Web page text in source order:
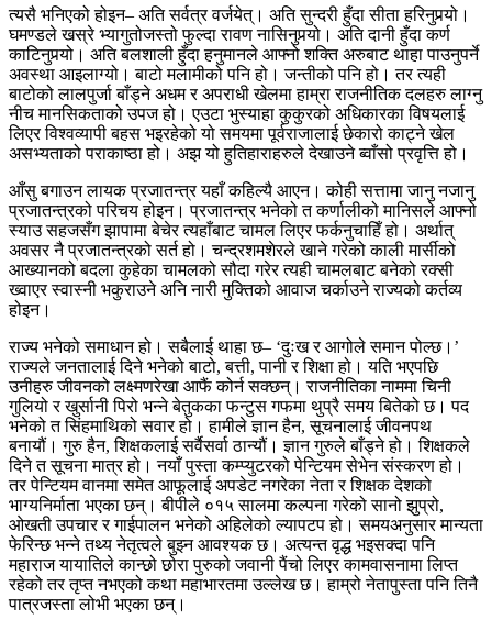
त्यसै भनिएको होइन– अति सर्वत्र वर्जयेत्। अति सुन्दरी हुँदा सीता हरिनुपर्‍यो।
घमण्डले खस्रे भ्यागुतोजस्तो फुल्दा रावण नासिनुपर्‍यो। अति दानी हुँदा कर्ण
काटिनुपर्‍यो। अति बलशाली हुँदा हनुमानले आफ्नो शक्ति अरुबाट थाहा पाउनुपर्ने
अवस्था आइलाग्यो। बाटो मलामीको पनि हो। जन्तीको पनि हो। तर त्यही
बाटोको लालपुर्जा बाँड्ने अधम र अपराधी खेलमा हाम्रा राजनीतिक दलहरु लाग्नु
नीच मानसिकताको उपज हो। एउटा भुस्याहा कुकुरको अधिकारका विषयलाई
लिएर विश्वव्यापी बहस भइरहेको यो समयमा पूर्वराजालाई छेकारो काट्ने खेल
असभ्यताको पराकाष्ठा हो। अझ यो हुतिहाराहरुले देखाउने ब्वाँसो प्रवृत्ति हो।
आँसु बगाउन लायक प्रजातन्त्र यहाँ कहिल्यै आएन। कोही सत्तामा जानु नजानु
प्रजातन्त्रको परिचय होइन। प्रजातन्त्र भनेको त कर्णालीको मानिसले आफ्नो
स्याउ सहजसँग झापामा बेचेर त्यहाँबाट चामल लिएर फर्कनुचाहिँ हो। अर्थात्
अवसर नै प्रजातन्त्रको सर्त हो। चन्द्रशमशेरले खाने गरेको काली मार्सीको
आख्यानको बदला कुहेका चामलको सौदा गरेर त्यही चामलबाट बनेको रक्सी
ख्वाएर स्वास्नी भकुराउने अनि नारी मुक्तिको आवाज चर्काउने राज्यको कर्तव्य
होइन।
राज्य भनेको समाधान हो। सबैलाई थाहा छ– ‘दुःख र आगोले समान पोल्छ।’
राज्यले जनतालाई दिने भनेको बाटो, बत्ती, पानी र शिक्षा हो। यति भएपछि
उनीहरु जीवनको लक्ष्मणरेखा आफैं कोर्न सक्छन्। राजनीतिका नाममा चिनी
गुलियो र खुर्सानी पिरो भन्ने बेतुकका फन्टुस गफमा थुप्रै समय बितेको छ। पद
भनेको त सिंहमाथिको सवार हो। हामीले ज्ञान हैन, सूचनालाई जीवनपथ
बनायौं। गुरु हैन, शिक्षकलाई सर्वैसर्वा ठान्यौं। ज्ञान गुरुले बाँड्ने हो। शिक्षकले
दिने त सूचना मात्र हो। नयाँ पुस्ता कम्प्युटरको पेन्टियम सेभेन संस्करण हो।
तर पेन्टियम वानमा समेत आफूलाई अपडेट नगरेका नेता र शिक्षक देशको
भाग्यनिर्माता भएका छन्। बीपीले ०१५ सालमा कल्पना गरेको सानो झुप्रो,
ओखती उपचार र गाईपालन भनेको अहिलेको ल्यापटप हो। समयअनुसार मान्यता
फेरिन्छ भन्ने तथ्य नेतृत्वले बुझ्न आवश्यक छ। अत्यन्त वृद्ध भइसक्दा पनि
महाराज यायातिले कान्छो छोरा पुरुको जवानी पैंचो लिएर कामवासनामा लिप्त
रहेको तर तृप्त नभएको कथा महाभारतमा उल्लेख छ। हाम्रो नेतापुस्ता पनि तिनै
पात्रजस्ता लोभी भएका छन्।